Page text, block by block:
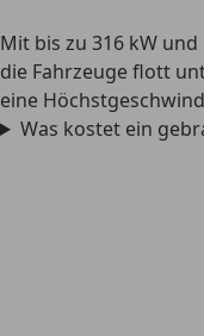
Mit bis zu 316 kW
die Fahrzeuge flott
eine
Was kostet ein